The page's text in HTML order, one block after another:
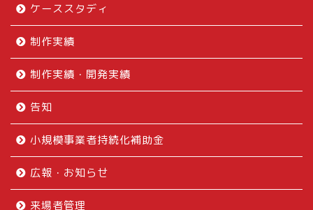
ケーススタディ
制作実績
制作実績・開発実績
告知
小規模事業者持続化補助金
広報・お知らせ
来場者管理